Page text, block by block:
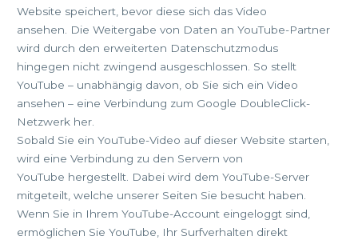
Website speichert, bevor diese sich das Video
ansehen. Die Weitergabe von Daten an YouTube-Partner
wird durch den erweiterten Datenschutzmodus
hingegen nicht zwingend ausgeschlossen. So stellt
YouTube – unabhängig davon, ob Sie sich ein Video
ansehen – eine Verbindung zum Google DoubleClick-
Netzwerk her.
Sobald Sie ein YouTube-Video auf dieser Website starten,
wird eine Verbindung zu den Servern von
YouTube hergestellt. Dabei wird dem YouTube-Server
mitgeteilt, welche unserer Seiten Sie besucht haben.
Wenn Sie in Ihrem YouTube-Account eingeloggt sind,
ermöglichen Sie YouTube, Ihr Surfverhalten direkt